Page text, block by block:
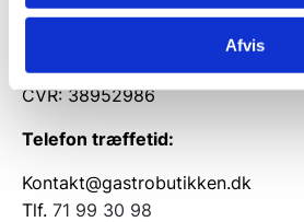
Afvis
Gastrobutikken ApS
7430 Ikast
CVR: 38952986
Telefon træffetid:
Kontakt@gastrobutikken.dk
Tlf. 71 99 30 98